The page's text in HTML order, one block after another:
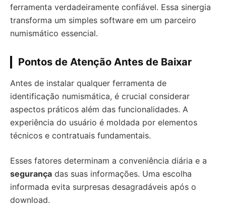
ferramenta verdadeiramente confiável. Essa sinergia
transforma um simples software em um parceiro
numismático essencial.
Pontos de Atenção Antes de Baixar
Antes de instalar qualquer ferramenta de
identificação numismática, é crucial considerar
aspectos práticos além das funcionalidades. A
experiência do usuário é moldada por elementos
técnicos e contratuais fundamentais.
Esses fatores determinam a conveniência diária e a
segurança das suas informações. Uma escolha
informada evita surpresas desagradáveis após o
download.